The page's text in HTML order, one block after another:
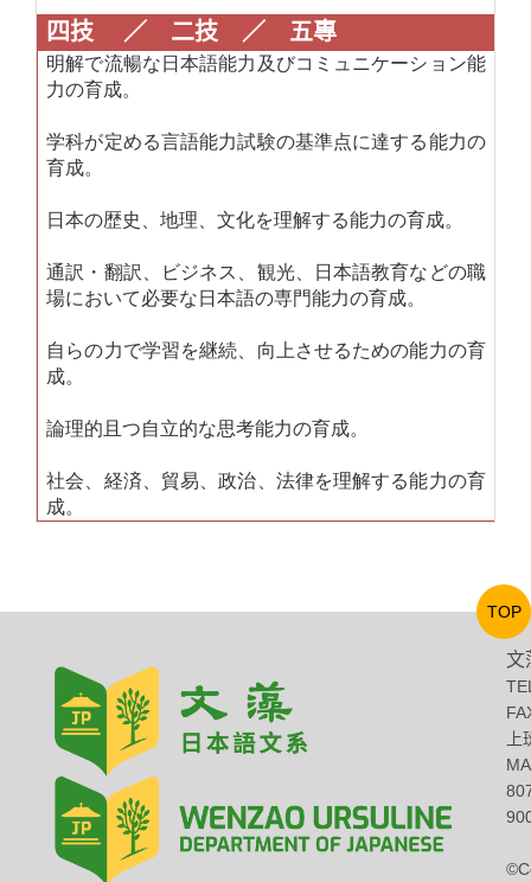
四技 ／ 二技 ／ 五專
明解で流暢な日本語能力及びコミュニケーション能
力の育成。
学科が定める言語能力試験の基準点に達する能力の
育成。
日本の歴史、地理、文化を理解する能力の育成。
通訳・翻訳、ビジネス、観光、日本語教育などの職
場において必要な日本語の専門能力の育成。
自らの力で学習を継続、向上させるための能力の育
成。
論理的且つ自立的な思考能力の育成。
社会、経済、貿易、政治、法律を理解する能力の育
成。
文
TOP